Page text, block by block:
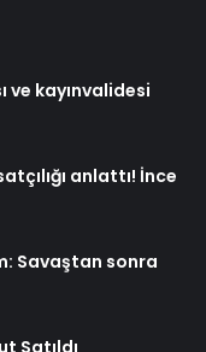
ve kayınvalidesi
anlattı! İnce
Savaştan sonra
Satıldı